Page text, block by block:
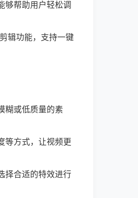
够帮助用户轻松调
辑功能，支持一键
糊或低质量的素
等方式，让视频更
择合适的特效进行